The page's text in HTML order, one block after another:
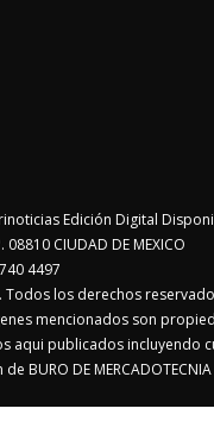
CIUDAD DE MEXICO
4497
Todos los derechos
mencionados son
publicados incluyendo
BURO DE MERCADOTECNIA